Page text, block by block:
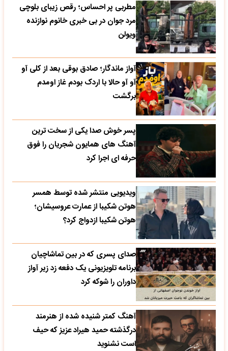
مطربی پر احساس؛ رقص زیبای بلوچی
مرد جوان در بی خبری خانوم نوازنده
ویولن
آواز ماندگار؛ صادق بوقی بعد از کلی آو
آو آو حالا با اردک بودم غاز اومدم
برگشت
پسر خوش صدا یکی از سخت ترین
آهنگ های همایون شجریان را فوق
حرفه ای اجرا کرد
ویدیویی منتشر شده توسط همسر
هوتن شکیبا از عمارت عروسیشان؛
هوتن شکیبا ازدواج کرد؟
صدای پسری که در بین تماشاچیان
برنامه تلویزیونی یک دفعه زد زیر آواز
داوران را شوکه کرد
آهنگ کمتر شنیده شده از هنرمند
درگذشته حمید هیراد عزیز که حیف
است نشنوید